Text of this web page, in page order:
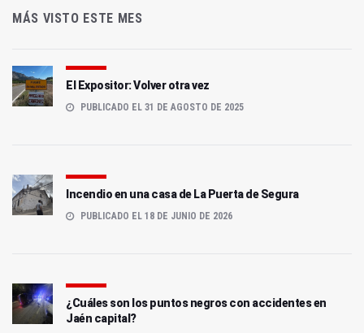
MÁS VISTO ESTE MES
El Expositor: Volver otra vez
PUBLICADO EL 31 DE AGOSTO DE 2025
Incendio en una casa de La Puerta de Segura
PUBLICADO EL 18 DE JUNIO DE 2026
¿Cuáles son los puntos negros con accidentes en
Jaén capital?